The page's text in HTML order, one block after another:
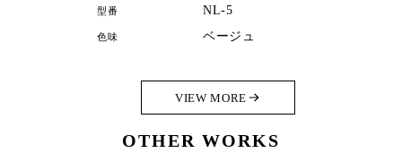
型番 NL-5
色味 ベージュ
VIEW MORE
OTHER WORKS